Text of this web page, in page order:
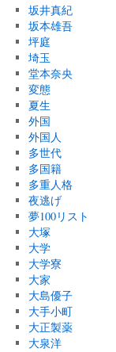
坂井真紀
坂本雄吾
坪庭
埼玉
堂本奈央
変態
夏生
外国
外国人
多世代
多国籍
多重人格
夜逃げ
夢100リスト
大塚
大学
大学寮
大家
大島優子
大手小町
大正製薬
大泉洋